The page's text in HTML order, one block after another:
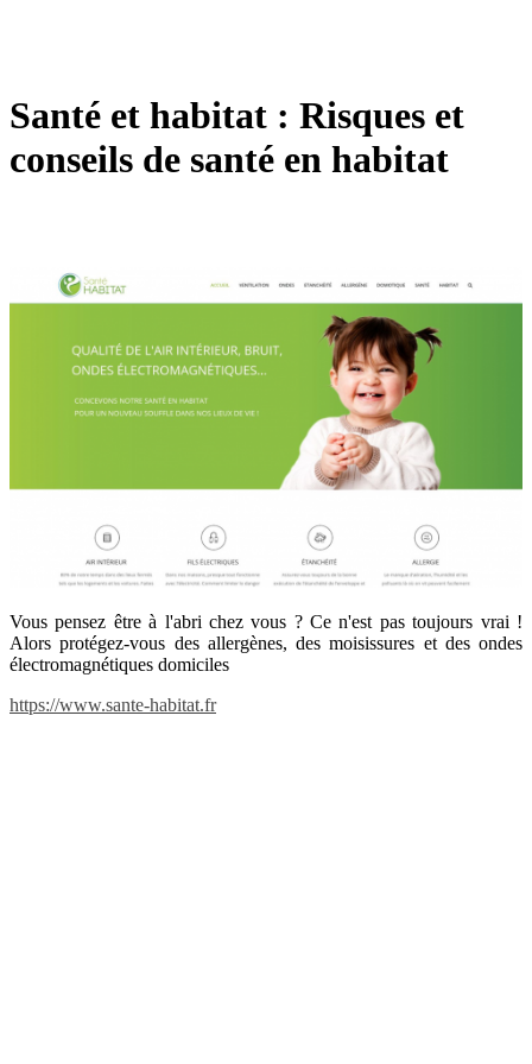
Santé et habitat : Risques et
conseils de santé en habitat
Vous pensez être à l'abri chez vous ? Ce n'est pas toujours vrai !
Alors protégez-vous des allergènes, des moisissures et des ondes
électromagnétiques domiciles
https://www.sante-habitat.fr